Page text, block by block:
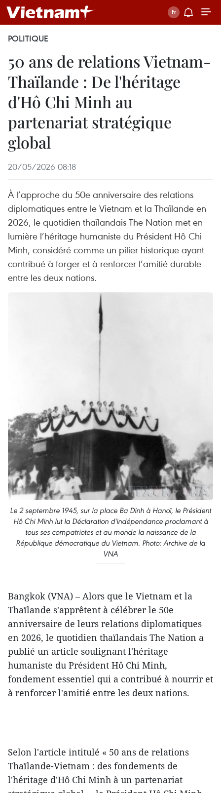
POLITIQUE
50 ans de relations Vietnam-
Thaïlande : De l'héritage
d'Hô Chi Minh au
partenariat stratégique
global
20/05/2026 08:18
À l’approche du 50e anniversaire des relations
diplomatiques entre le Vietnam et la Thaïlande en
2026, le quotidien thaïlandais The Nation met en
lumière l’héritage humaniste du Président Hô Chi
Minh, considéré comme un pilier historique ayant
contribué à forger et à renforcer l’amitié durable
entre les deux nations.
Le 2 septembre 1945, sur la place Ba Dinh à Hanoï, le Président
Hô Chi Minh lut la Déclaration d'indépendance proclamant à
tous ses compatriotes et au monde la naissance de la
République démocratique du Vietnam. Photo: Archive de la
VNA
Bangkok (VNA) – Alors que le Vietnam et la
Thaïlande s'apprêtent à célébrer le 50e
anniversaire de leurs relations diplomatiques
en 2026, le quotidien thaïlandais The Nation a
publié un article soulignant l'héritage
humaniste du Président Hô Chi Minh,
fondement essentiel qui a contribué à nourrir et
à renforcer l'amitié entre les deux nations.
Selon l'article intitulé « 50 ans de relations
Thaïlande-Vietnam : des fondements de
l'héritage d'Hô Chi Minh à un partenariat